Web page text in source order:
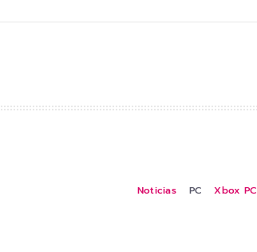
Noticias PC Xbox PC